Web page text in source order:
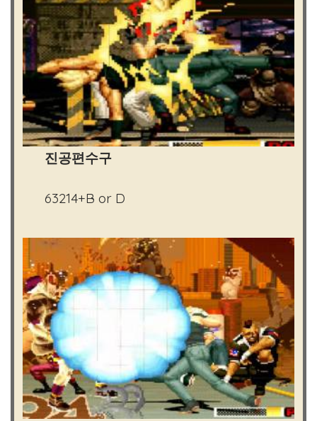
진공편수구
63214+B or D